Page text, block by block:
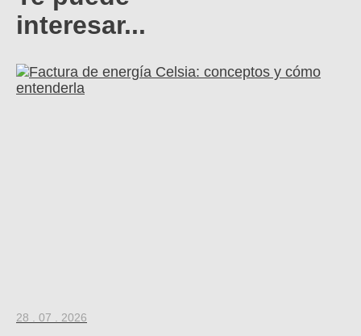
interesar...
28 . 07 . 2026